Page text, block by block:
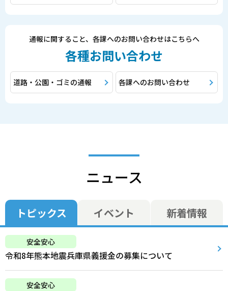
通報に関すること、各課へのお問い合わせはこちらへ
各種お問い合わせ
道路・公園・ゴミの通報 各課へのお問い合わせ
ニュース
トピックス イベント 新着情報
安全安心
令和8年熊本地震兵庫県義援金の募集について
安全安心